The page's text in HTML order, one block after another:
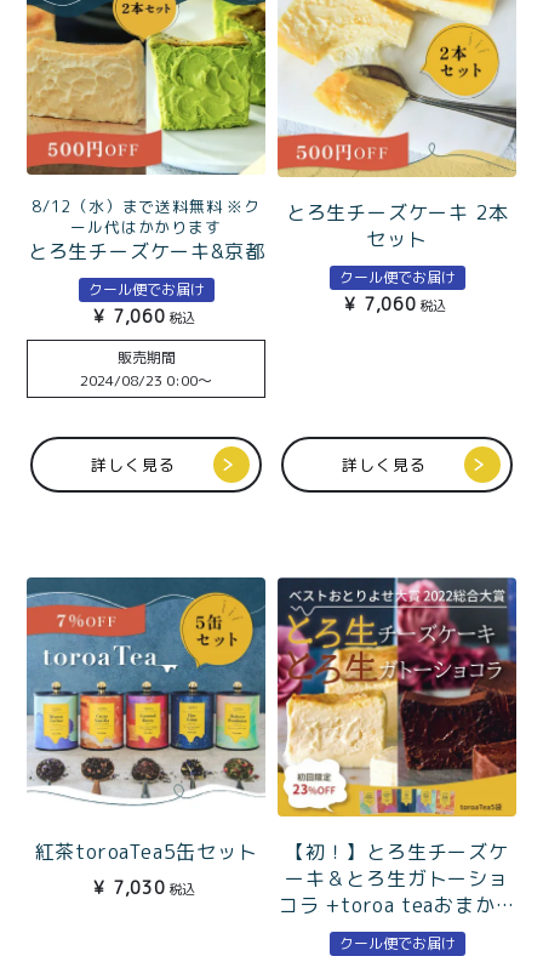
8/12（水）まで送料無料 ※ク
ール代はかかります
とろ生チーズケーキ&京都
宇治抹茶とろ生チーズケ
ーキ
クール便でお届け
¥ 7,060 税込
販売期間
2024/08/23 0:00〜
詳しく見る
とろ生チーズケーキ 2本
セット
クール便でお届け
¥ 7,060 税込
詳しく見る
紅茶toroaTea5缶セット
¥ 7,030 税込
【初！】とろ生チーズケ
ーキ＆とろ生ガトーショ
コラ +toroa teaおまかせ
5袋
クール便でお届け